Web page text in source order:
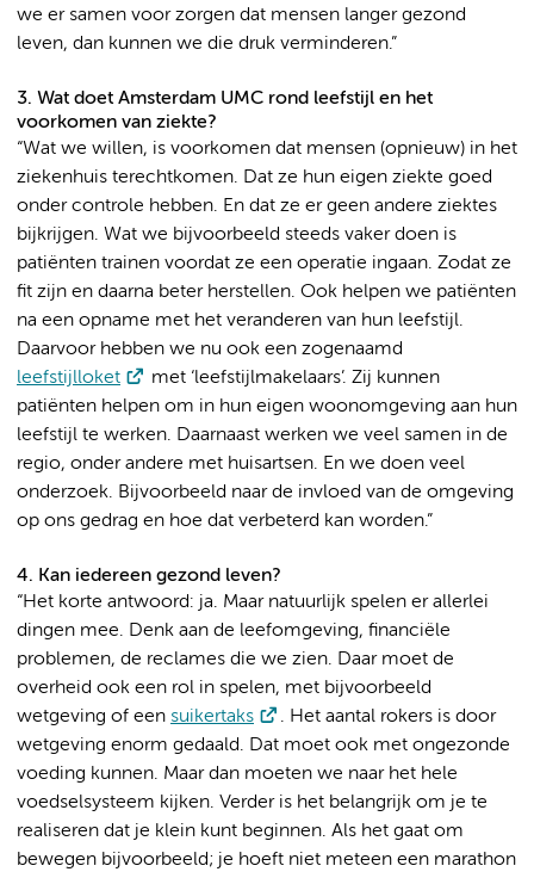
we er samen voor zorgen dat mensen langer gezond
leven, dan kunnen we die druk verminderen.”
3. Wat doet Amsterdam UMC rond leefstijl en het
voorkomen van ziekte?
“Wat we willen, is voorkomen dat mensen (opnieuw) in het
ziekenhuis terechtkomen. Dat ze hun eigen ziekte goed
onder controle hebben. En dat ze er geen andere ziektes
bijkrijgen. Wat we bijvoorbeeld steeds vaker doen is
patiënten trainen voordat ze een operatie ingaan. Zodat ze
fit zijn en daarna beter herstellen. Ook helpen we patiënten
na een opname met het veranderen van hun leefstijl.
Daarvoor hebben we nu ook een zogenaamd
leefstijlloket
met ‘leefstijlmakelaars’. Zij kunnen
patiënten helpen om in hun eigen woonomgeving aan hun
leefstijl te werken. Daarnaast werken we veel samen in de
regio, onder andere met huisartsen. En we doen veel
onderzoek. Bijvoorbeeld naar de invloed van de omgeving
op ons gedrag en hoe dat verbeterd kan worden.”
4. Kan iedereen gezond leven?
“Het korte antwoord: ja. Maar natuurlijk spelen er allerlei
dingen mee. Denk aan de leefomgeving, financiële
problemen, de reclames die we zien. Daar moet de
overheid ook een rol in spelen, met bijvoorbeeld
wetgeving of een suikertaks
. Het aantal rokers is door
wetgeving enorm gedaald. Dat moet ook met ongezonde
voeding kunnen. Maar dan moeten we naar het hele
voedselsysteem kijken. Verder is het belangrijk om je te
realiseren dat je klein kunt beginnen. Als het gaat om
bewegen bijvoorbeeld; je hoeft niet meteen een marathon